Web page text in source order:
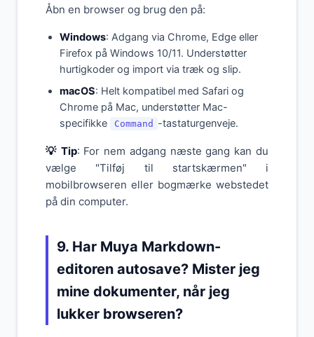
Åbn en browser og brug den på:
Windows: Adgang via Chrome, Edge eller
Firefox på Windows 10/11. Understøtter
hurtigkoder og import via træk og slip.
macOS: Helt kompatibel med Safari og
Chrome på Mac, understøtter Mac-
specifikke
Command -tastaturgenveje.
💡 Tip: For nem adgang næste gang kan du
vælge "Tilføj til startskærmen" i
mobilbrowseren eller bogmærke webstedet
på din computer.
9. Har Muya Markdown-
editoren autosave? Mister jeg
mine dokumenter, når jeg
lukker browseren?